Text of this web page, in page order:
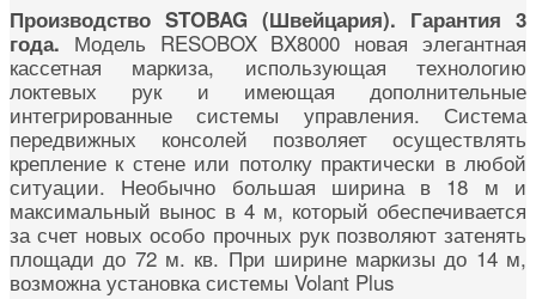
Производство STOBAG (Швейцария). Гарантия 3
года. Модель RESOBOX BX8000 новая элегантная
кассетная маркиза, использующая технологию
локтевых рук и имеющая дополнительные
интегрированные системы управления. Система
передвижных консолей позволяет осуществлять
крепление к стене или потолку практически в любой
ситуации. Необычно большая ширина в 18 м и
максимальный вынос в 4 м, который обеспечивается
за счет новых особо прочных рук позволяют затенять
площади до 72 м. кв. При ширине маркизы до 14 м,
возможна установка системы Volant Plus